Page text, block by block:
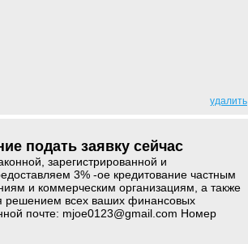
удалить
подать заявку сейчас
зарегистрированной и
3% -ое кредитование частным
и коммерческим организациям, а также
решением всех ваших финансовых
почте: mjoe0123@gmail.com Номер